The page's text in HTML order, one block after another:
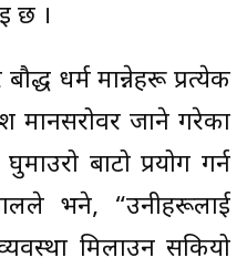
छ ।
धर्म मान्नेहरू प्रत्येक
मानसरोवर जाने गरेका
बाटो प्रयोग गर्न
भने, “उनीहरूलाई
मिलाउन सकियो